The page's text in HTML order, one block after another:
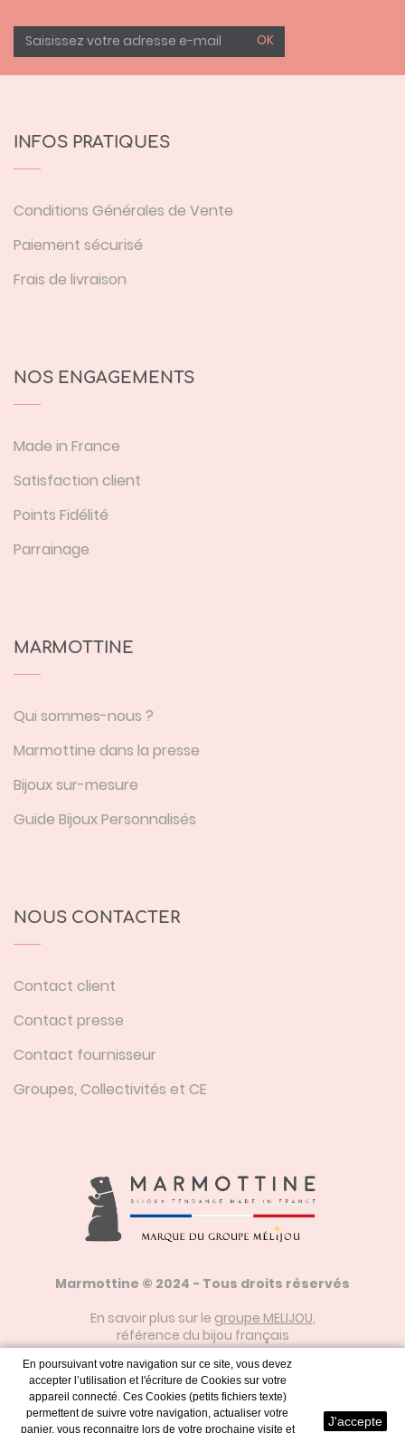
OK
INFOS PRATIQUES
Conditions Générales de Vente
Paiement sécurisé
Frais de livraison
NOS ENGAGEMENTS
Made in France
Satisfaction client
Points Fidélité
Parrainage
MARMOTTINE
Qui sommes-nous ?
Marmottine dans la presse
Bijoux sur-mesure
Guide Bijoux Personnalisés
NOUS CONTACTER
Contact client
Contact presse
Contact fournisseur
Groupes, Collectivités et CE
Marmottine © 2024 - Tous droits réservés
En savoir plus sur le groupe MELIJOU,
référence du bijou français
Mentions Légales
En poursuivant votre navigation sur ce site, vous devez
accepter l’utilisation et l'écriture de Cookies sur votre
appareil connecté. Ces Cookies (petits fichiers texte)
permettent de suivre votre navigation, actualiser votre
panier, vous reconnaitre lors de votre prochaine visite et
J'accepte